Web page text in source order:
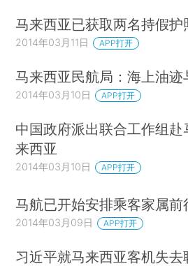
马来西亚已获取两名持假护
2014年03月11日 APP打开
马来西亚民航局：海上油迹
2014年03月10日 APP打开
中国政府派出联合工作组赴
来西亚
2014年03月10日 APP打开
马航已开始安排乘客家属前
2014年03月09日 APP打开
习近平就马来西亚客机失